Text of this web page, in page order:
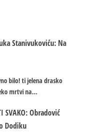
Stanivukoviću: Na
bilo! ti jelena drasko
mrtvi na…
SVAKO: Obradović
Dodiku